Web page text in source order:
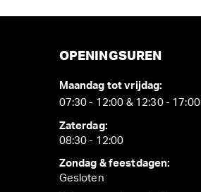
OPENINGSUREN
Maandag tot vrijdag:
07:30 - 12:00 & 12:30 - 17:00
Zaterdag:
08:30 - 12:00
Zondag & feestdagen:
Gesloten